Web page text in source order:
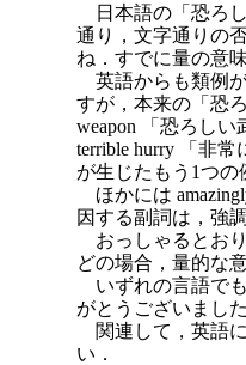
日本語の「恐ろ
通り，文字通りの
ね．すでに量の意
英語からも類例が
すが，本来の「恐
weapon 「恐ろし
terrible hurry 「非
が生じたもう1つの
ほかには
因する副詞は，強
おっしゃるとお
どの場合，量的な
いずれの言語で
がとうございました
関連して，英語
い．